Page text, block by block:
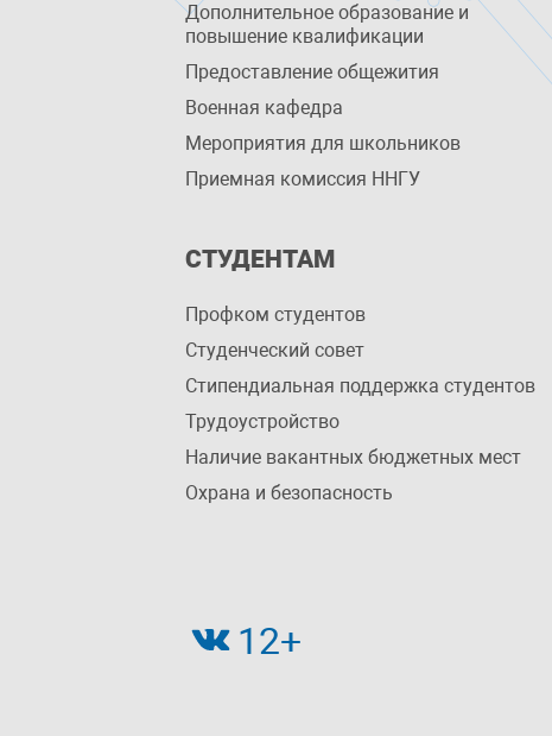
Дополнительное образование и
повышение квалификации
Предоставление общежития
Военная кафедра
Мероприятия для школьников
Приемная комиссия ННГУ
СТУДЕНТАМ
Профком студентов
Студенческий совет
Стипендиальная поддержка студентов
Трудоустройство
Наличие вакантных бюджетных мест
Охрана и безопасность
12+